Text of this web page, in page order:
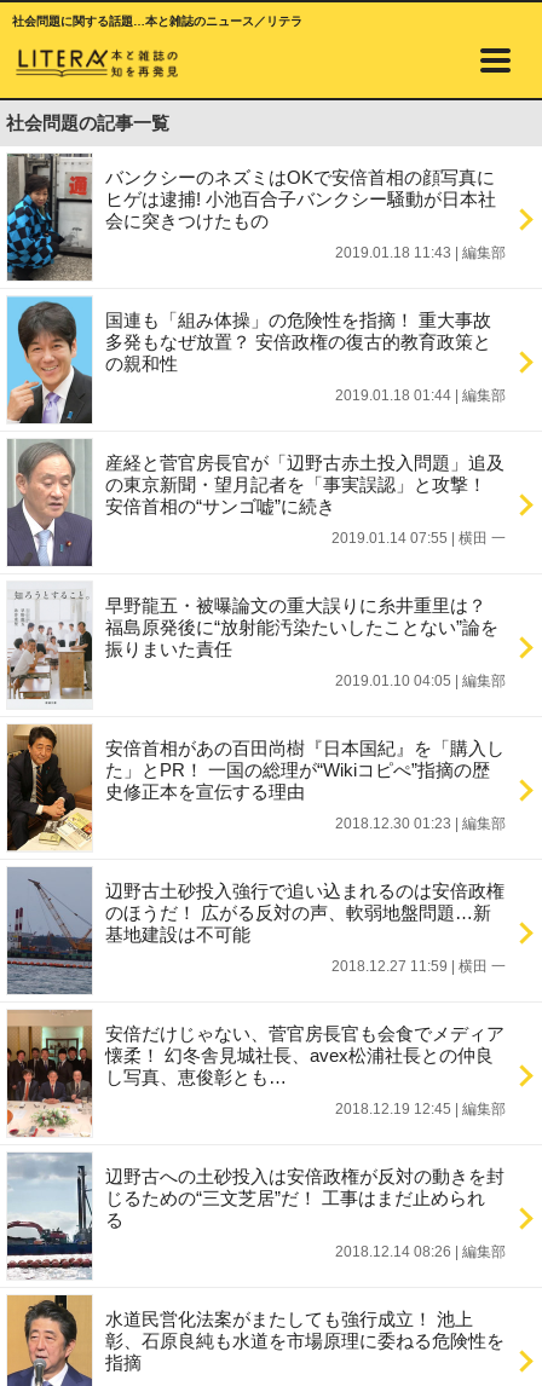
社会問題に関する話題…本と雑誌のニュース／リテラ
社会問題の記事一覧
バンクシーのネズミはOKで安倍首相の顔写真に
ヒゲは逮捕! 小池百合子バンクシー騒動が日本社
会に突きつけたもの
2019.01.18 11:43 編集部
国連も「組み体操」の危険性を指摘！ 重大事故
多発もなぜ放置？ 安倍政権の復古的教育政策と
の親和性
2019.01.18 01:44 編集部
産経と菅官房長官が「辺野古赤土投入問題」追及
の東京新聞・望月記者を「事実誤認」と攻撃！
安倍首相の“サンゴ嘘”に続き
2019.01.14 07:55 横田 一
早野龍五・被曝論文の重大誤りに糸井重里は？
福島原発後に“放射能汚染たいしたことない”論を
振りまいた責任
2019.01.10 04:05 編集部
安倍首相があの百田尚樹『日本国紀』を「購入し
た」とPR！ 一国の総理が“Wikiコピぺ”指摘の歴
史修正本を宣伝する理由
2018.12.30 01:23 編集部
辺野古土砂投入強行で追い込まれるのは安倍政権
のほうだ！ 広がる反対の声、軟弱地盤問題…新
基地建設は不可能
2018.12.27 11:59 横田 一
安倍だけじゃない、菅官房長官も会食でメディア
懐柔！ 幻冬舎見城社長、avex松浦社長との仲良
し写真、恵俊彰とも…
2018.12.19 12:45 編集部
辺野古への土砂投入は安倍政権が反対の動きを封
じるための“三文芝居”だ！ 工事はまだ止められ
る
2018.12.14 08:26 編集部
水道民営化法案がまたしても強行成立！ 池上
彰、石原良純も水道を市場原理に委ねる危険性を
指摘